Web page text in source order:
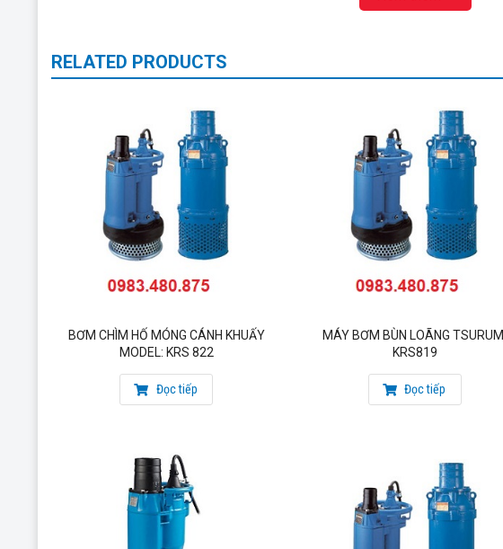
CÔNG TY CỔ PHẦN MATRA QUỐC TẾ
Đại diện Uỷ quyền của hãng bơm Tsurumi – Nhật
Đại diện Uỷ quyền của hãng bơm Matra – Italy
Mobile: 084.761.8888
RELATED PRODUCTS
BƠM CHÌM HỐ MÓNG CÁNH KHUẤY
MODEL: KRS 822
Đọc tiếp
MÁY BƠM BÙN LOÃNG TSURUMI
KRS819
Đọc tiếp